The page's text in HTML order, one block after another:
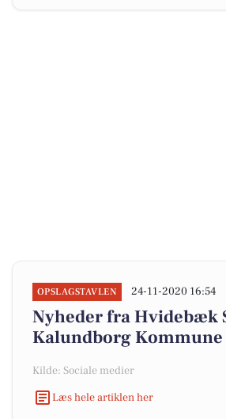
OPSLAGSTAVLEN 24-11-2020 16:54
Nyheder fra Hvidebæk
Kalundborg Kommune
Kilde: Sociale medier
Læs hele artiklen her